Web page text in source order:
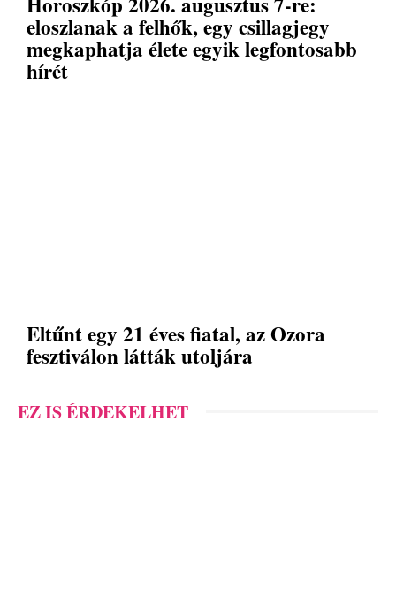
eloszlanak a felhők, egy csillagjegy
megkaphatja élete egyik legfontosabb
hírét
Eltűnt egy 21 éves fiatal, az Ozora
fesztiválon látták utoljára
EZ IS ÉRDEKELHET